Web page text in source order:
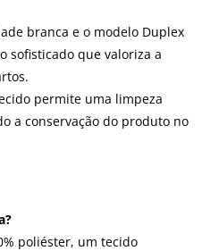
branca e o modelo Duplex
sofisticado que valoriza a
permite uma limpeza
a conservação do produto no
poliéster, um tecido